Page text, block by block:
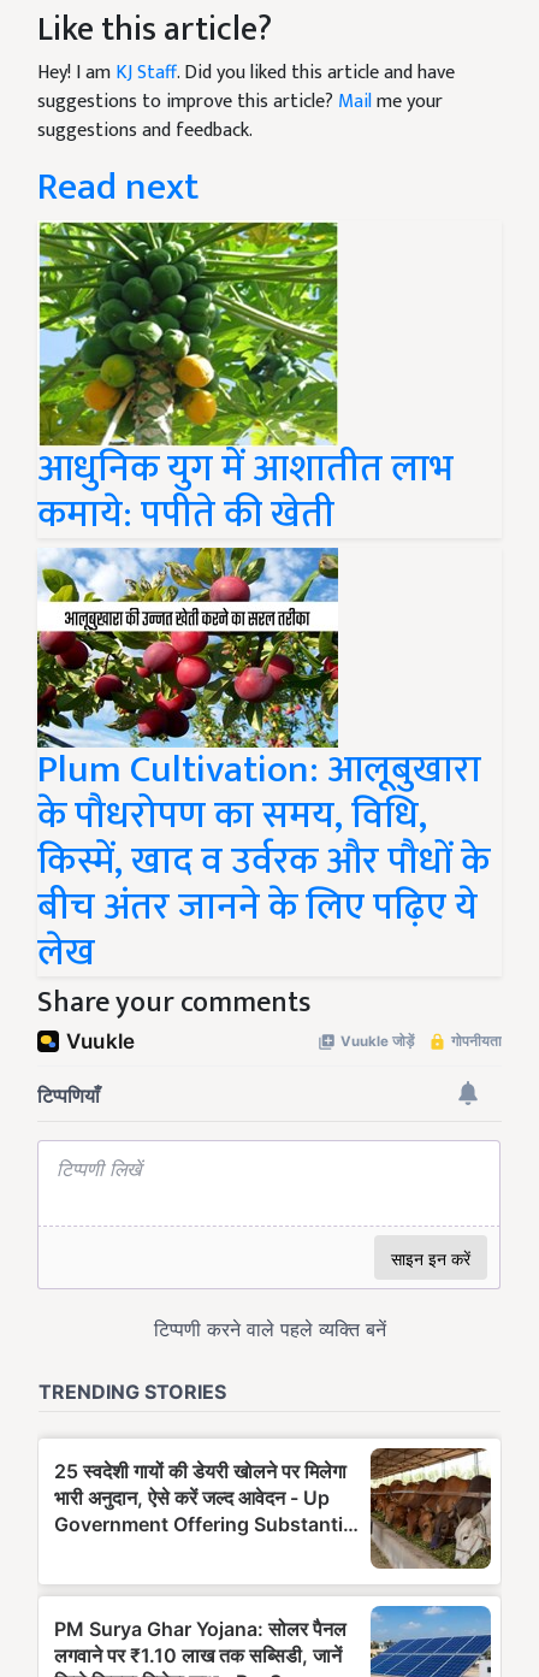
Like this article?
Hey! I amKJ Staff. Did you liked this article and have
suggestions to improve this article? Mailme your
suggestions and feedback.
Read next
आधुनिक युग में आशातीत लाभ
कमाये: पपीते की खेती
Plum Cultivation: आलूबुखारा
के पौधरोपण का समय, विधि,
किस्में, खाद व उर्वरक और पौधों के
बीच अंतर जानने के लिए पढ़िए ये
लेख
Share your comments